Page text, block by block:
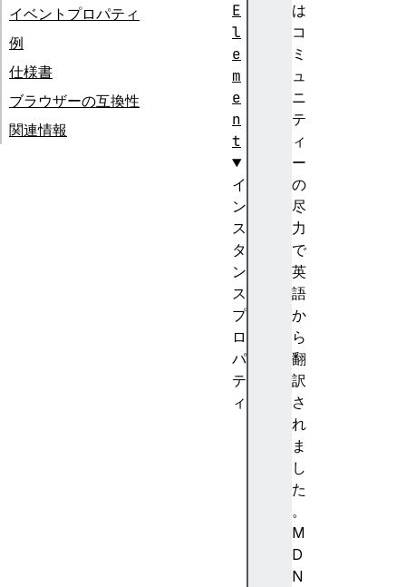
は
コ
ミ
ュ
ニ
テ
ィ
ー
の
尽
力
で
英
語
か
ら
翻
訳
さ
れ
ま
し
た
。
M
D
N
イベントプロパティ
例
仕様書
ブラウザーの互換性
関連情報
E
l
e
m
e
n
t
イ
ン
ス
タ
ン
ス
プ
ロ
パ
テ
ィ